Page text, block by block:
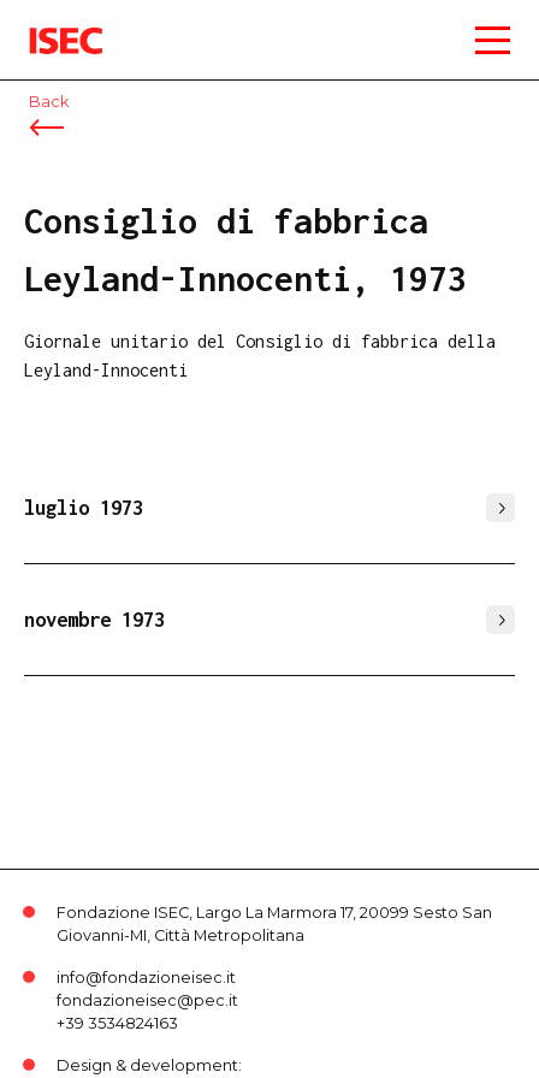
ISEC
Back
Consiglio di fabbrica
Leyland-Innocenti, 1973
Giornale unitario del Consiglio di fabbrica della
Leyland-Innocenti
luglio 1973
novembre 1973
Fondazione ISEC, Largo La Marmora 17, 20099 Sesto San
Giovanni-MI, Città Metropolitana
info@fondazioneisec.it
fondazioneisec@pec.it
+39 3534824163
Design & development: